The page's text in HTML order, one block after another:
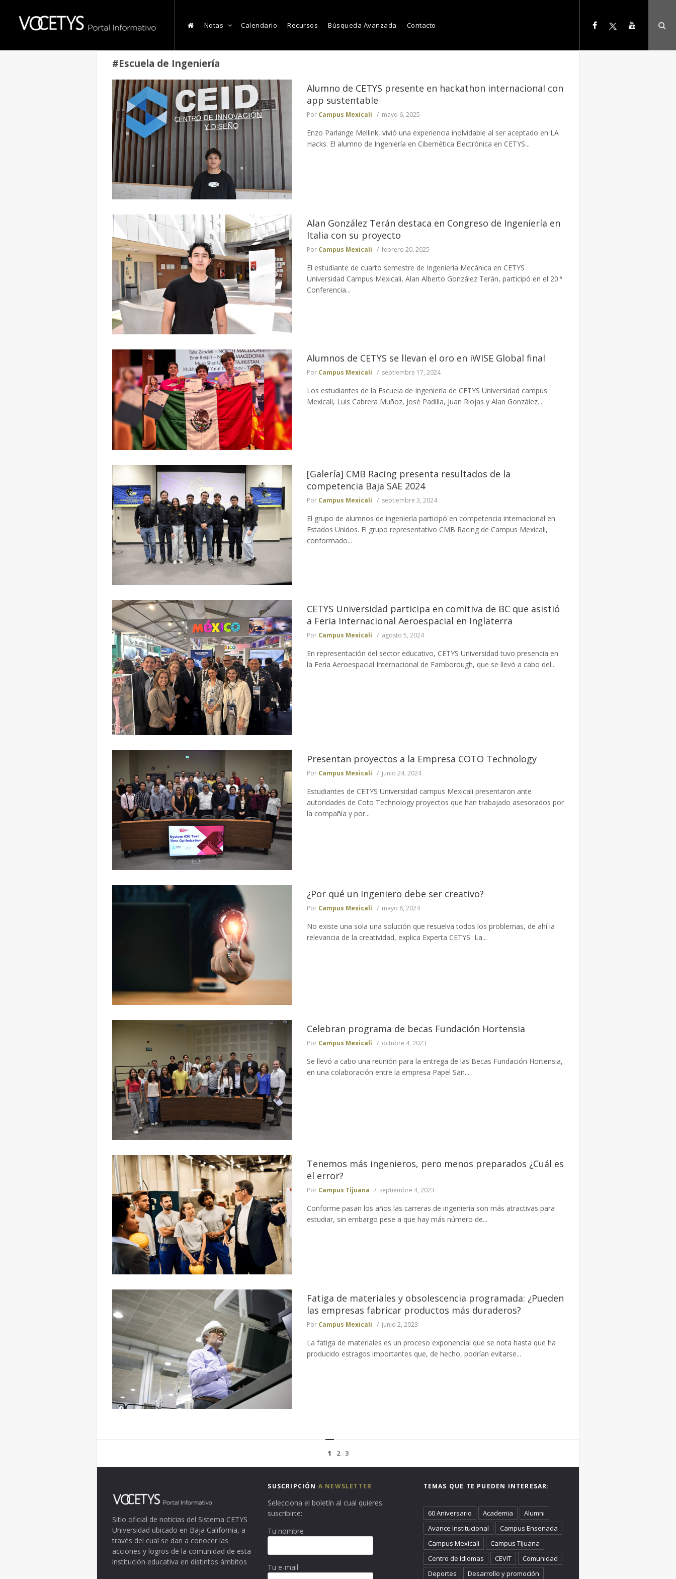
Notas Calendario Recursos Búsqueda Avanzada Contacto
#Escuela de Ingeniería
Alumno de CETYS presente en hackathon internacional con
app sustentable
Por Campus Mexicali mayo 6, 2025
Enzo Parlange Mellink, vivió una experiencia inolvidable al ser aceptado en LA
Hacks. El alumno de Ingeniería en Cibernética Electrónica en CETYS...
Alan González Terán destaca en Congreso de Ingeniería en
Italia con su proyecto
Por Campus Mexicali febrero 20, 2025
El estudiante de cuarto semestre de Ingeniería Mecánica en CETYS
Universidad Campus Mexicali, Alan Alberto González Terán, participó en el 20.ª
Conferencia...
Alumnos de CETYS se llevan el oro en iWISE Global final
Por Campus Mexicali septiembre 17, 2024
Los estudiantes de la Escuela de Ingeniería de CETYS Universidad campus
Mexicali, Luis Cabrera Muñoz, José Padilla, Juan Riojas y Alan González...
[Galería] CMB Racing presenta resultados de la
competencia Baja SAE 2024
Por Campus Mexicali septiembre 3, 2024
El grupo de alumnos de ingeniería participó en competencia internacional en
Estados Unidos. El grupo representativo CMB Racing de Campus Mexicali,
conformado...
CETYS Universidad participa en comitiva de BC que asistió
a Feria Internacional Aeroespacial en Inglaterra
Por Campus Mexicali agosto 5, 2024
En representación del sector educativo, CETYS Universidad tuvo presencia en
la Feria Aeroespacial Internacional de Farnborough, que se llevó a cabo del...
Presentan proyectos a la Empresa COTO Technology
Por Campus Mexicali junio 24, 2024
Estudiantes de CETYS Universidad campus Mexicali presentaron ante
autoridades de Coto Technology proyectos que han trabajado asesorados por
la compañía y por...
¿Por qué un Ingeniero debe ser creativo?
Por Campus Mexicali mayo 8, 2024
No existe una sola una solución que resuelva todos los problemas, de ahí la
relevancia de la creatividad, explica Experta CETYS La...
Celebran programa de becas Fundación Hortensia
Por Campus Mexicali octubre 4, 2023
Se llevó a cabo una reunión para la entrega de las Becas Fundación Hortensia,
en una colaboración entre la empresa Papel San...
Tenemos más ingenieros, pero menos preparados ¿Cuál es
el error?
Por Campus Tijuana septiembre 4, 2023
Conforme pasan los años las carreras de ingeniería son más atractivas para
estudiar, sin embargo pese a que hay más número de...
Fatiga de materiales y obsolescencia programada: ¿Pueden
las empresas fabricar productos más duraderos?
Por Campus Mexicali junio 2, 2023
La fatiga de materiales es un proceso exponencial que se nota hasta que ha
producido estragos importantes que, de hecho, podrían evitarse...
1 2 3
Sitio oficial de noticias del Sistema CETYS
Universidad ubicado en Baja California, a
través del cual se dan a conocer las
acciones y logros de la comunidad de esta
institución educativa en distintos ámbitos
SUSCRIPCIÓN A NEWSLETTER
Selecciona el boletín al cual quieres
suscribirte:
Tu nombre
Tu e-mail
TEMAS QUE TE PUEDEN INTERESAR:
60 Aniversario Academia
Alumni
Avance Institucional
Campus Ensenada
Campus Mexicali
Campus Tijuana
Centro de Idiomas
CEVIT
Comunidad
Deportes
Desarrollo y promoción